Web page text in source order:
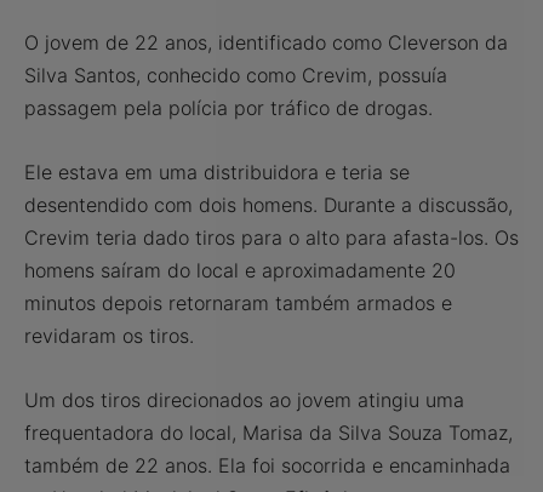
O jovem de 22 anos, identificado como Cleverson da
Silva Santos, conhecido como Crevim, possuía
passagem pela polícia por tráfico de drogas.
Ele estava em uma distribuidora e teria se
desentendido com dois homens. Durante a discussão,
Crevim teria dado tiros para o alto para afasta-los. Os
homens saíram do local e aproximadamente 20
minutos depois retornaram também armados e
revidaram os tiros.
Um dos tiros direcionados ao jovem atingiu uma
frequentadora do local, Marisa da Silva Souza Tomaz,
também de 22 anos. Ela foi socorrida e encaminhada